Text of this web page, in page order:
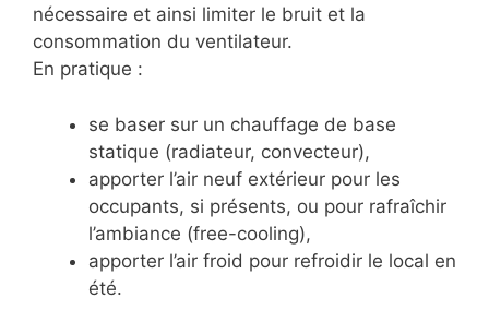
nécessaire et ainsi limiter le bruit et la
consommation du ventilateur.
En pratique :
se baser sur un chauffage de base
statique (radiateur, convecteur),
apporter l’air neuf extérieur pour les
occupants, si présents, ou pour rafraîchir
l’ambiance (free-cooling),
apporter l’air froid pour refroidir le local en
été.